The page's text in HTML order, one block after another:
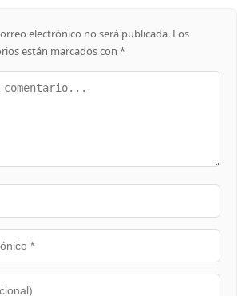
electrónico no será publicada. Los
están marcados con *